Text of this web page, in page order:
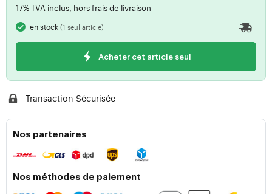
17% TVA inclus, horsfrais de livraison
en stock(1 seul article)
Acheter cet article seul
Transaction Sécurisée
Nos partenaires
Nos méthodes de paiement